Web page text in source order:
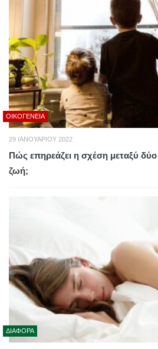
ΟΙΚΟΓΈΝΕΙΑ
29 ΙΑΝΟΥΑΡΊΟΥ 2022
Πώς επηρεάζει η σχέση μεταξύ
ζωή;
ΔΙΆΦΟΡΑ